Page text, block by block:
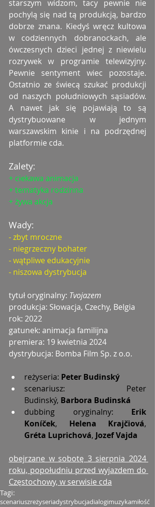
starszym widzom, tacy pewnie nie
pochylą się nad tą produkcją, bardzo
dobrze znana. Kiedyś wręcz kultowa
w codziennych dobranockach, ale
ówczesnych dzieci jednej z niewielu
rozrywek w programie telewizyjny.
Pewnie sentyment wiec pozostaje.
Ostatnio ze świecą szukać produkcji
od naszych południowych sąsiadów.
A nawet jak się pojawiają to są
dystrybuowane w jednym
warszawskim kinie i na podrzędnej
platformie cda.
Zalety:
+ ciekawa animacja
+ tematyka rodzinna
+ żywa akcja
Wady:
- zbyt mroczne
- niegrzeczny bohater
- wątpliwe edukacyjnie
- niszowa dystrybucja
tytuł oryginalny: Tvojazem
produkcja: Słowacja, Czechy, Belgia
rok: 2022
gatunek: animacja familijna
premiera: 19 kwietnia 2024
dystrybucja: Bomba Film Sp. z o.o.
reżyseria: Peter Budinský
scenariusz: Peter
Budinský, Barbora Budinská
dubbing oryginalny: Erik
Koníček, Helena Krajčiová
Gréta Luprichová, Jozef Vajda
obejrzane w sobotę 3 sierpnia 2024
roku, popołudniu przed wyjazdem do
Częstochowy, w serwisie cda
Tagi:
scenariuszreżyseriadystrybucjadialogimuzykamiłość